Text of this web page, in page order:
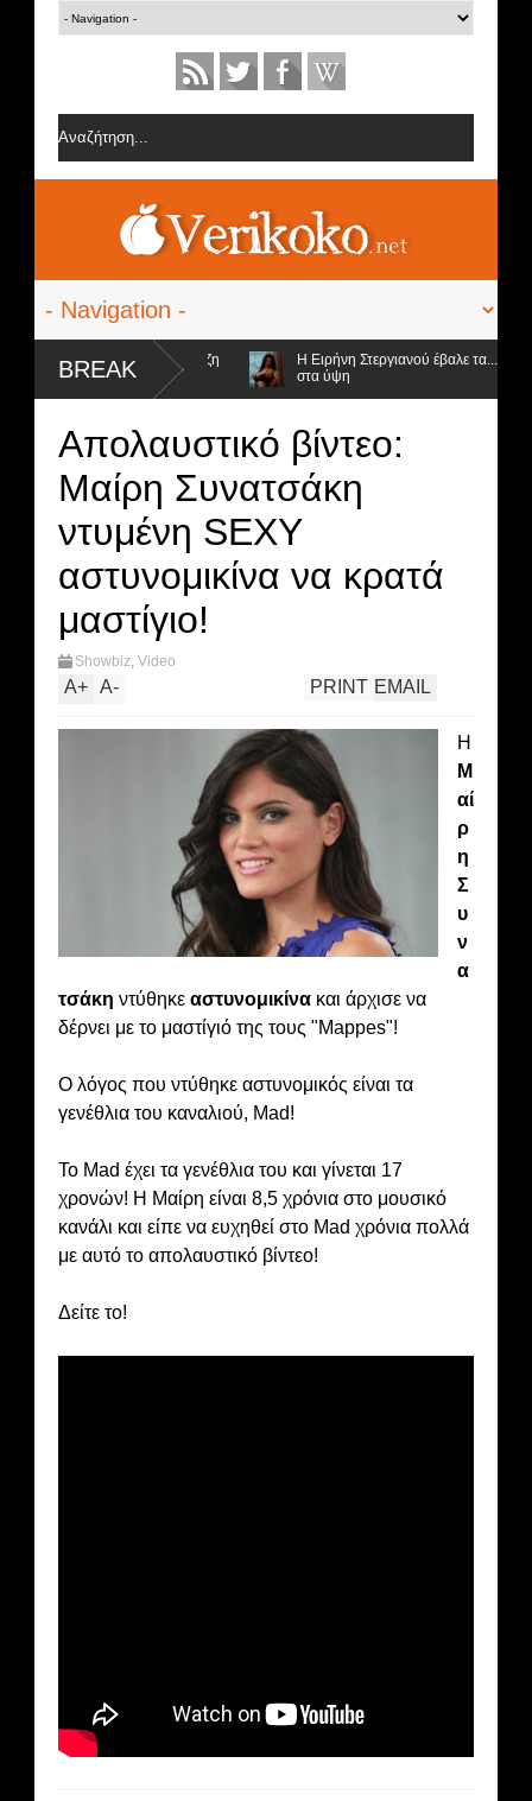
BREAK
ομάδα της Σοφίας Δανέζη
Η Ειρήνη Στεργιανού έβαλε τα... μαύρα
στα ύψη
Απολαυστικό βίντεο:
Μαίρη Συνατσάκη
ντυμένη SEXY
αστυνομικίνα να κρατά
μαστίγιο!
Showbiz, Video
A+ A- EMAIL
PRINT
Η
Μ
αί
ρ
η
Σ
υ
ν
α
τσάκη ντύθηκε αστυνομικίνα και άρχισε να
δέρνει με το μαστίγιό της τους "Mappes"!
Ο λόγος που ντύθηκε αστυνομικός είναι τα
γενέθλια του καναλιού, Mad!
Το Mad έχει τα γενέθλια του και γίνεται 17
χρονών! Η Μαίρη είναι 8,5 χρόνια στο μουσικό
κανάλι και είπε να ευχηθεί στο Mad χρόνια πολλά
με αυτό το απολαυστικό βίντεο!
Δείτε το!